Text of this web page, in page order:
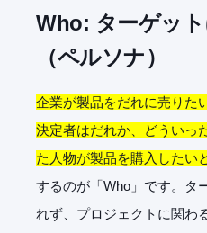
Who: ターゲッ
（ペルソナ）
企業が製品をだれに売りた
決定者はだれか、どういっ
た人物が製品を購入したい
するのが「Who」です。タ
れず、プロジェクトに関わ